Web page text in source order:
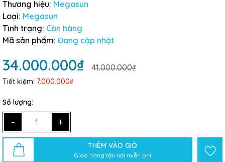
Thương hiệu: Megasun
Loại: Megasun
Tình trạng: Còn hàng
Mã sản phẩm: Đang cập nhật
34.000.000₫ 41.000.000₫
Tiết kiệm: 7.000.000₫
Số lượng:
- +
THÊM VÀO GIỎ
Giao hàng tận nơi miễn phí